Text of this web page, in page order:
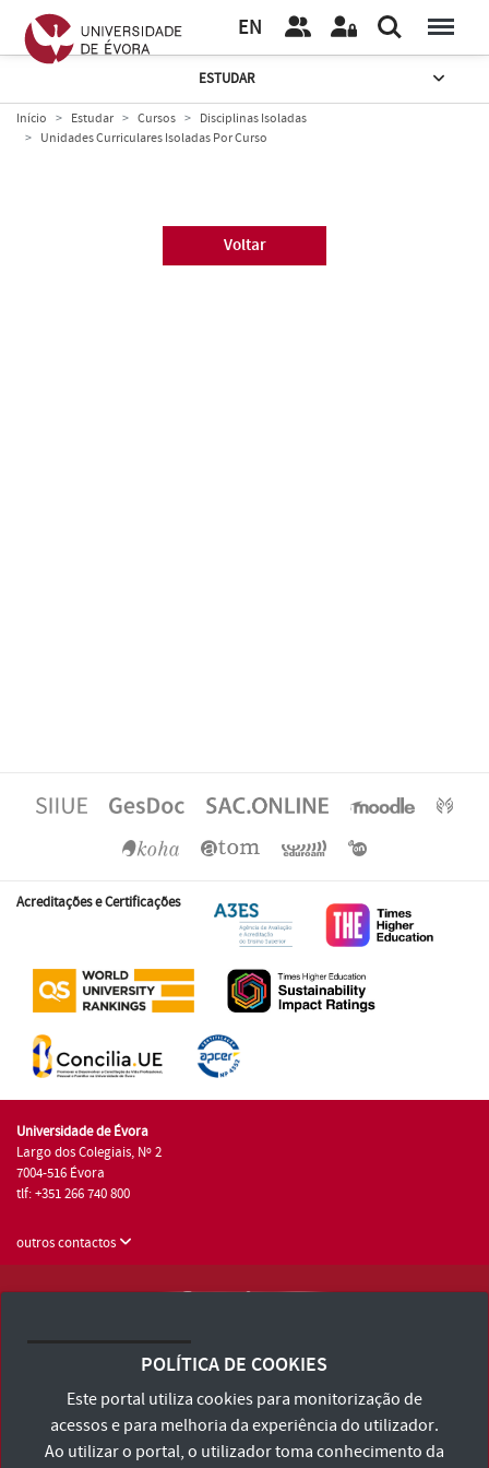
EN
ESTUDAR
Início Estudar Cursos
Disciplinas Isoladas
Unidades Curriculares Isoladas Por Curso
Voltar
Acreditações e Certificações
Universidade de Évora
Largo dos Colegiais, Nº 2
7004-516 Évora
tlf: +351 266 740 800
outros contactos
Consulte os Termos e Condições e Política de Privacidade
Declaração de Acessibilidade
POLÍTICA DE COOKIES
Este portal utiliza cookies para monitorização de
acessos e para melhoria da experiência do utilizador.
Ao utilizar o portal, o utilizador toma conhecimento da